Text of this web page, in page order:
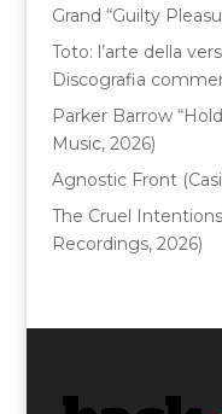
k
Grand “Guilty
Toto: l’arte della
Discografia
Parker Barrow
Music, 2026)
Agnostic Front
The Cruel
Recordings, 2026)